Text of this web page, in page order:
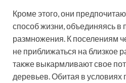
Кроме этого, они
способ жизни, объединяясь в
размножения. К поселениям
не приближаться на близкое
также выкармливают свое
деревьев. Обитая в условиях